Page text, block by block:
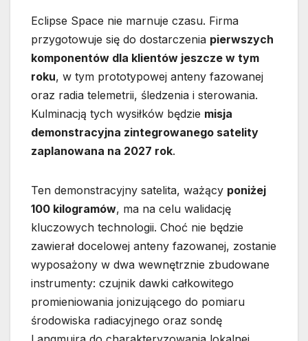
Eclipse Space nie marnuje czasu. Firma
przygotowuje się do dostarczenia pierwszych
komponentów dla klientów jeszcze w tym
roku, w tym prototypowej anteny fazowanej
oraz radia telemetrii, śledzenia i sterowania.
Kulminacją tych wysiłków będzie misja
demonstracyjna zintegrowanego satelity
zaplanowana na 2027 rok.
Ten demonstracyjny satelita, ważący poniżej
100 kilogramów, ma na celu walidację
kluczowych technologii. Choć nie będzie
zawierał docelowej anteny fazowanej, zostanie
wyposażony w dwa wewnętrznie zbudowane
instrumenty: czujnik dawki całkowitego
promieniowania jonizującego do pomiaru
środowiska radiacyjnego oraz sondę